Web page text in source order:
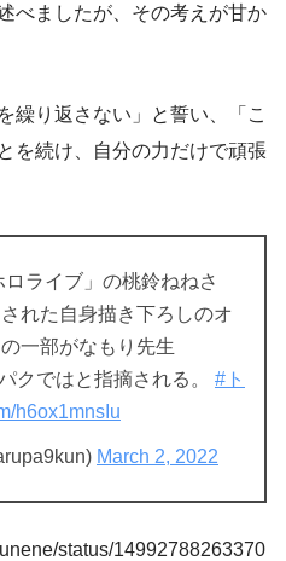
べましたが、その考えが甘か
繰り返さない」と誓い、「こ
を続け、自分の力だけで頑張
ライブ」の桃鈴ねねさ
れた自身描き下ろしのオ
一部がなもり先生
クではと指摘される。 #ト
h6ox1mnsIu
March 2, 2022
status/14992788263370